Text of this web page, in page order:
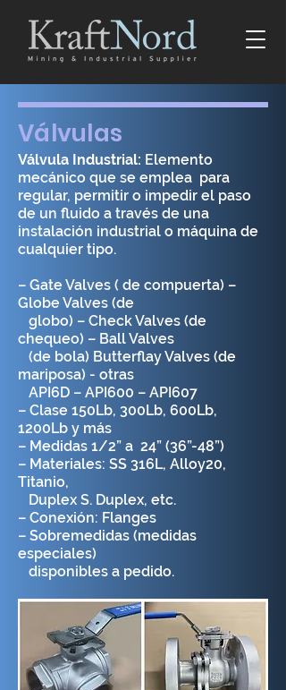
Válvulas
Válvula Industrial: Elemento
mecánico que se emplea para
regular, permitir o impedir el paso
de un fluido a través de una
instalación industrial o máquina de
cualquier tipo.
– Gate Valves ( de compuerta) –
Globe Valves (de
globo) – Check Valves (de
chequeo) – Ball Valves
(de bola) Butterflay Valves (de
mariposa) - otras
API6D – API600 – API607
– Clase 150Lb, 300Lb, 600Lb,
1200Lb y más
– Medidas 1/2” a 24” (36”-48”)
– Materiales: SS 316L, Alloy20,
Titanio,
Duplex S. Duplex, etc.
– Conexión: Flanges
– Sobremedidas (medidas
especiales)
disponibles a pedido.